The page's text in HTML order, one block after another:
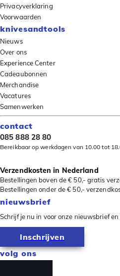
Privacyverklaring
Voorwaarden
knivesandtools
Nieuws
Over ons
Experience Center
Cadeaubonnen
Merchandise
Vacatures
Samenwerken
contact
085 888 28 80
Bereikbaar op werkdagen van 10.00 tot
Verzendkosten in Nederland
Bestellingen boven de € 50,- gratis
Bestellingen onder de € 50,-
nieuwsbrief
Schrijf je nu in voor onze nieuwsbrief
Inschrijven
volg ons